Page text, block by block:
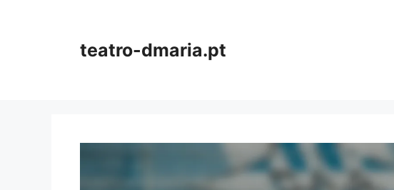
teatro-dmaria.pt